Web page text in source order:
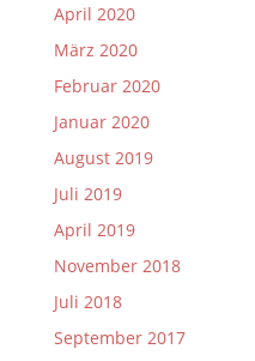
April 2020
März 2020
Februar 2020
Januar 2020
August 2019
Juli 2019
April 2019
November 2018
Juli 2018
September 2017